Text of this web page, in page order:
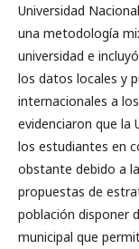
Universidad
una metodología
universidad e
los datos locales y
internacionales a
evidenciaron que la
los estudiantes en
obstante debido a
propuestas de
población disponer
municipal que